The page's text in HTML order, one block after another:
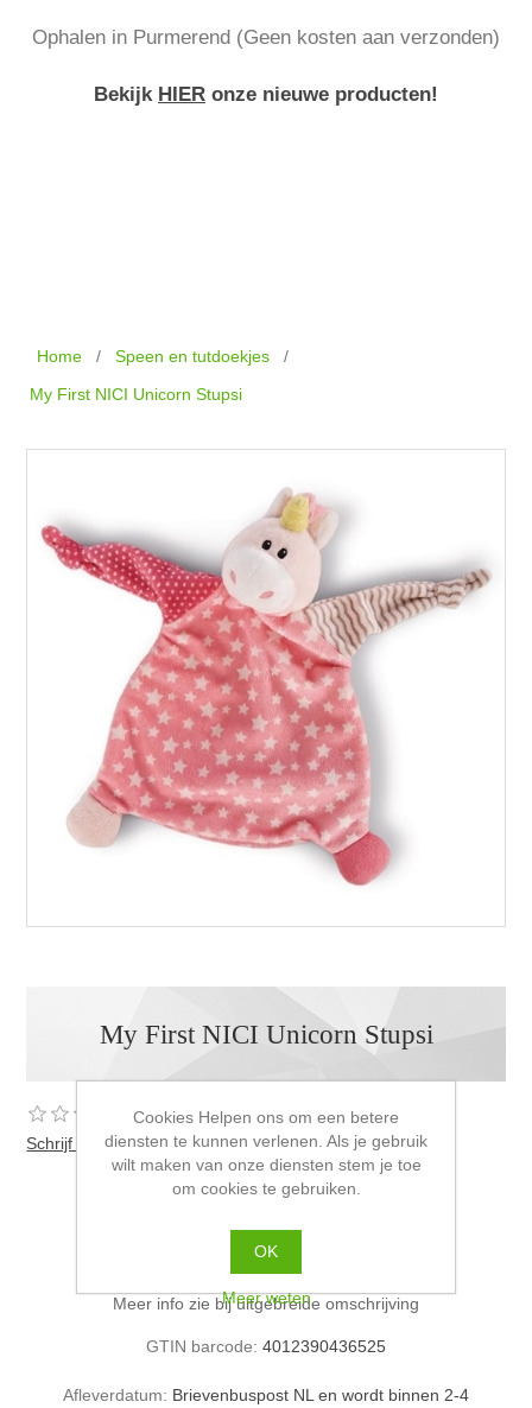
Ophalen in Purmerend (Geen kosten aan verzonden)
Bekijk HIER onze nieuwe producten!
Home / Speen en tutdoekjes
/
My First NICI Unicorn Stupsi
My First NICI Unicorn Stupsi
Schrijf als eerste voor dit product een beoordeling
Oude prijs:
€13,99 incl. BTW
€12,49 incl. BTW
Tutdoek van My First Nici Unicorn
Meer info zie bij uitgebreide omschrijving
GTIN barcode: 4012390436525
Afleverdatum: Brievenbuspost NL en wordt binnen 2-4
Cookies Helpen ons om een betere
diensten te kunnen verlenen. Als je gebruik
wilt maken van onze diensten stem je toe
om cookies te gebruiken.
OK
Meer weten